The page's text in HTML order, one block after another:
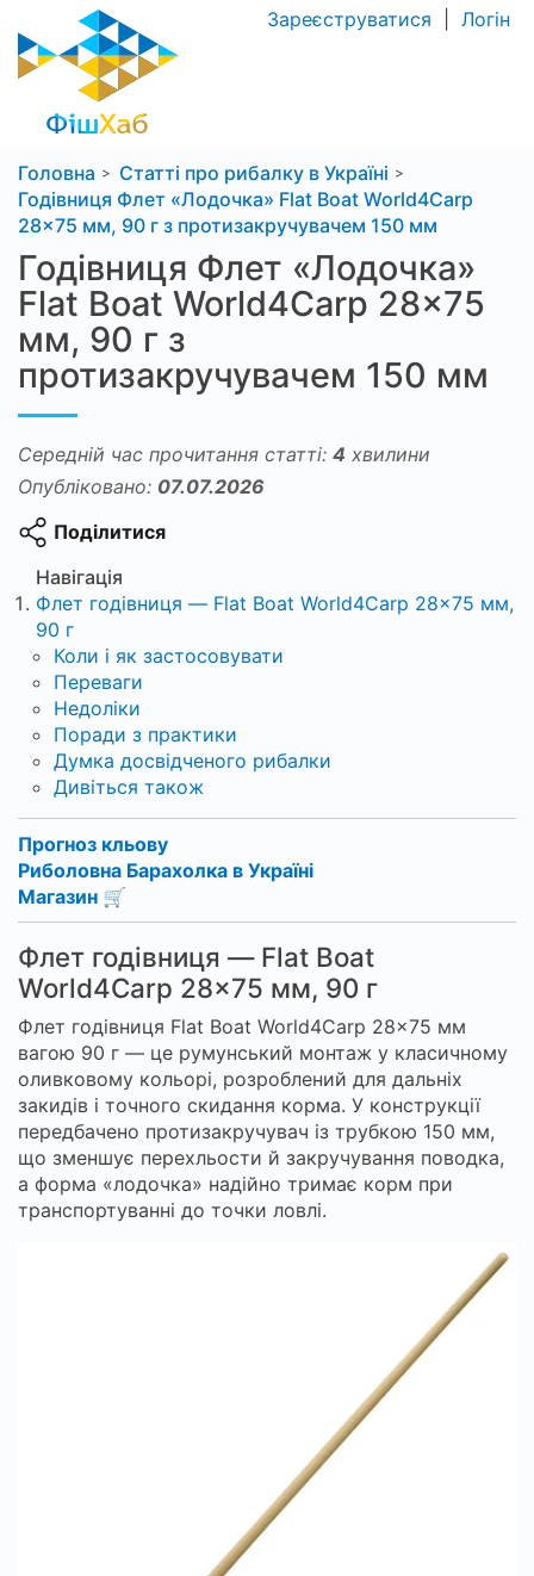
Зареєструватися Логін
Головна
Статті про рибалку в Україні
Годівниця Флет «Лодочка» Flat Boat World4Carp
28×75 мм, 90 г з протизакручувачем 150 мм
Годівниця Флет «Лодочка»
Flat Boat World4Carp 28×75
мм, 90 г з
протизакручувачем 150 мм
Середній час прочитання статті: 4 хвилини
Опубліковано: 07.07.2026
Поділитися
Навігація
Флет годівниця — Flat Boat World4Carp 28×75 мм,
90 г
Коли і як застосовувати
Переваги
Недоліки
Поради з практики
Думка досвідченого рибалки
Дивіться також
Прогноз кльову
Риболовна Барахолка в Україні
Магазин 🛒
Флет годівниця — Flat Boat
World4Carp 28×75 мм, 90 г
Флет годівниця Flat Boat World4Carp 28×75 мм
вагою 90 г — це румунський монтаж у класичному
оливковому кольорі, розроблений для дальніх
закидів і точного скидання корма. У конструкції
передбачено протизакручувач із трубкою 150 мм,
що зменшує перехльости й закручування поводка,
а форма «лодочка» надійно тримає корм при
транспортуванні до точки ловлі.